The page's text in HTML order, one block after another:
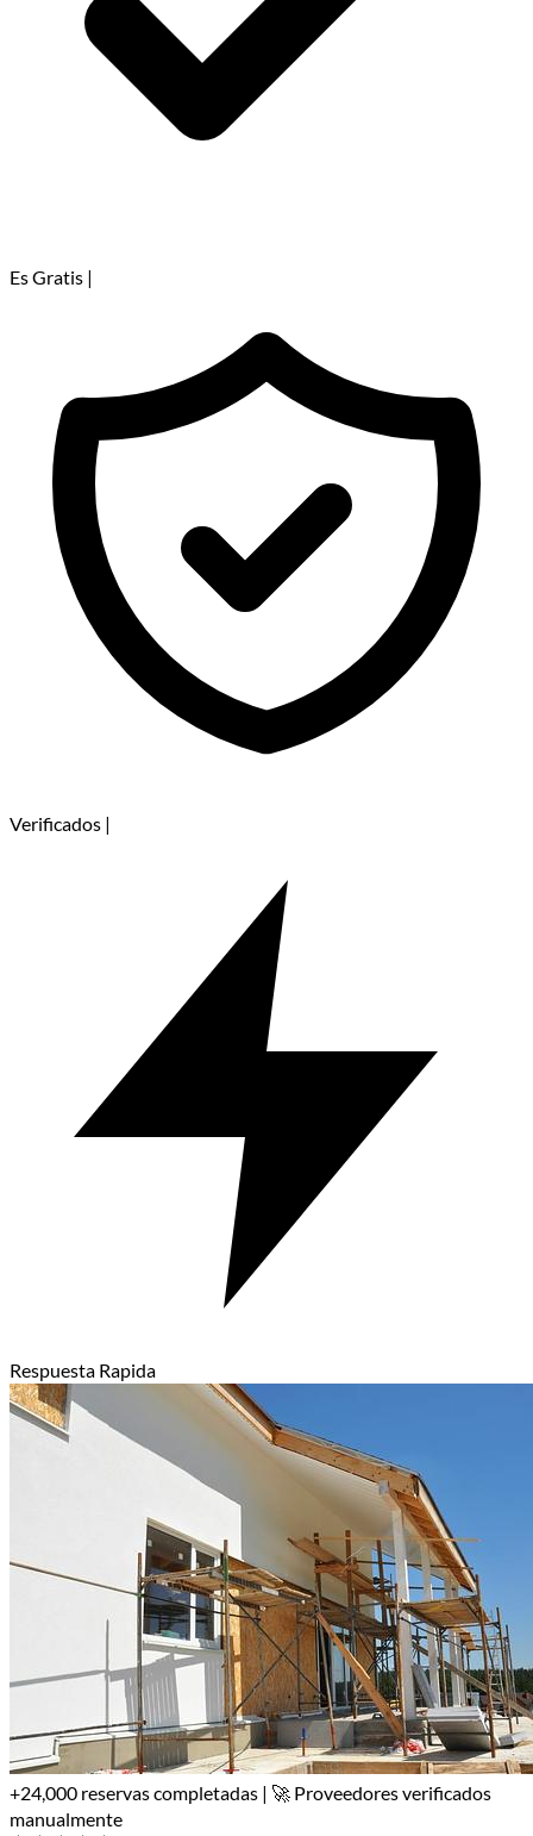
Es Gratis |
Verificados |
Respuesta Rapida
+24,000 reservas completadas | 🚀 Proveedores verificados
manualmente